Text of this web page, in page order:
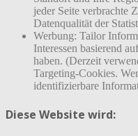
jeder Seite verbrachte
Datenqualität der
Werbung: Tailor
Interessen basierend
haben. (Derzeit
Targeting-Cookies.
identifizierbare
Diese Website wird: